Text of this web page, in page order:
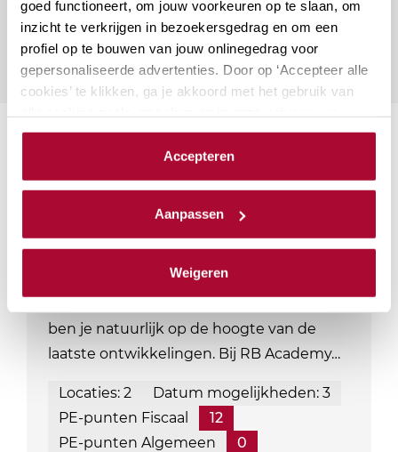
goed functioneert, om jouw voorkeuren op te slaan, om
inzicht te verkrijgen in bezoekersgedrag en om een
profiel op te bouwen van jouw onlinegedrag voor
gepersonaliseerde advertenties. Door op ‘Accepteer alle
cookies’ te klikken, ga je akkoord met het gebruik van
cookieverklaring.
We werken samen met23 derdendie uw gegevens
Accepteren
Aanpassen
Weigeren
terbeschikkingstellingsregeling
De kans is groot dat aandeelhouders met
een aanmerkelijk belang onderdeel zijn
ben je natuurlijk op de hoogte van de
laatste ontwikkelingen. Bij RB Academy…
Locaties: 2
Datum mogelijkheden: 3
PE-punten Fiscaal
12
PE-punten Algemeen
0